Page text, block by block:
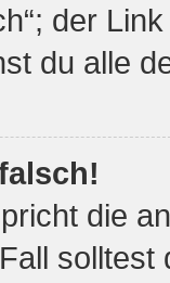
der
du alle
die
solltest